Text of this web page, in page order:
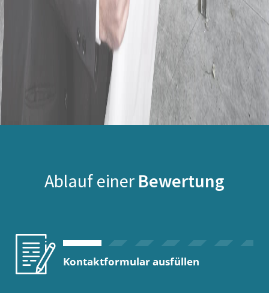
Ablauf einer Bewertung
Kontaktformular ausfüllen